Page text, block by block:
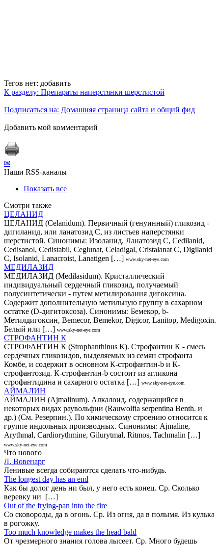
Тегов нет: добавить
К разделу: Препараты наперстянки шерстистой
Подписаться на: Домашняя страница сайта и общий фид
Добавить мой комментарий
✉
Наши RSS-каналы
Показать все
Смотри также
ЦЕЛАНИД
ЦЕЛАНИД (Сеlanidum). Первичный (генуинный) гликозид -
дигиланид, или ланатозид С, из листьев наперстянки
шерстистой. Синонимы: Изоланид, Ланатозид С, Cedilanid,
Cedisanol, Cedistabil, Ceglunat, Celadigal, Cristalanat C, Digilanid
C, Isolanid, Lanacroist, Lanatigen […] www.sky-net-eye.com
МЕДИЛАЗИД
МЕДИЛАЗИД (Меdilasidum). Кристаллический
индивидуальный сердечный гликозид, получаемый
полусинтетически - путем метилирования дигоксина.
Содержит дополнительную метильную группу в сахарном
остатке (D-дигитоксоза). Синонимы: Бемекор, b-
Метилдигоксин, Вemecor, Веmekor, Digicor, Lanitop, Мedigoxin.
Белый или […] www.sky-net-eye.com
СТРОФАНТИН К
СТРОФАНТИН К (Strophanthinus К). Строфантин К - смесь
сердечных гликозидов, выделяемых из семян строфанта
Комбе, и содержит в основном К-строфантин-b и К-
строфантозид. К-строфантин-b состоит из агликона
строфантидина и сахарного остатка […] www.sky-net-eye.com
АЙМАЛИН
АЙМАЛИН (Аjmalinum). Алкалоид, содержащийся в
некоторых видах раувольфии (Rauwolfia serpentinа Веnth. и
др.) (См. Резерпин.). По химическому строению относится к
группе индольных производных. Cинонимы: Ajmaline,
Arythmal, Cardiorythmine, Gilurytmal, Ritmos, Tachmalin […]
www.sky-net-eye.com
Что нового
Л. Вовенарг
Ленивые всегда собираются сделать что-нибудь.
The longest day has an end
Как бы долог день ни был, у него есть конец. Ср. Сколько
веревку ни […]
Out of the frying-pan into the fire
Co сковороды, да в огонь. Ср. Из огня, да в полымя. Из кулька
в рогожку.
Too much knowledge makes the head bald
От чрезмерного знания голова лысеет. Ср. Много будешь